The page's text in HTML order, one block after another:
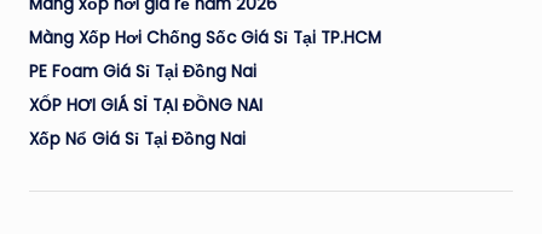
Màng Xốp Hơi Chống Sốc Giá Sỉ Tại TP.HCM
PE Foam Giá Sỉ Tại Đồng Nai
XỐP HƠI GIÁ SỈ TẠI ĐỒNG NAI
Xốp Nổ Giá Sỉ Tại Đồng Nai